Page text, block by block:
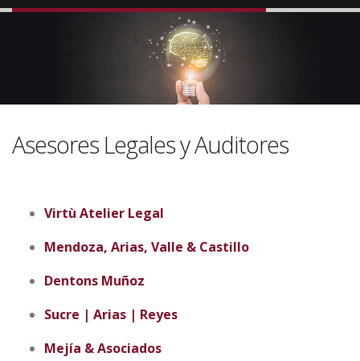
Asesores Legales y Auditores
Virtù Atelier Legal
Mendoza, Arias, Valle & Castillo
Dentons Muñoz
Sucre | Arias | Reyes
Mejía & Asociados